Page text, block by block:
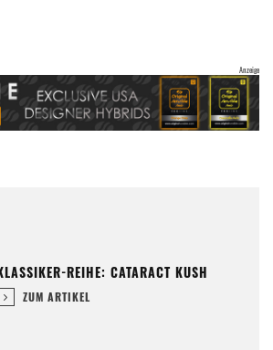
REIHE: CATARACT KUSH
ZUM ARTIKEL